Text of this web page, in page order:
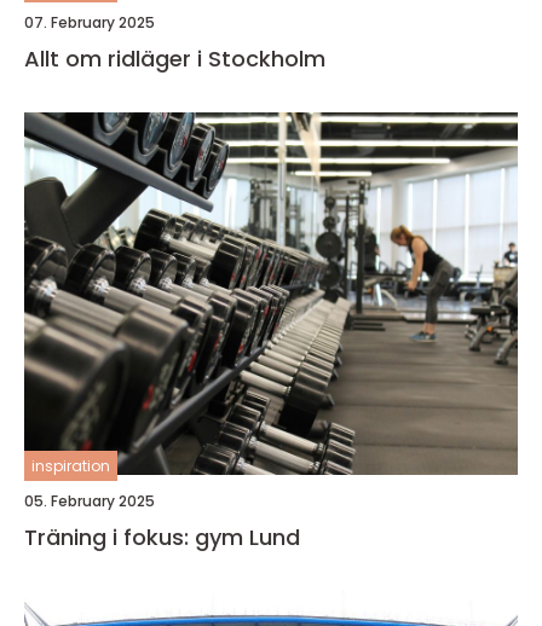
07. February 2025
Allt om ridläger i Stockholm
inspiration
05. February 2025
Träning i fokus: gym Lund